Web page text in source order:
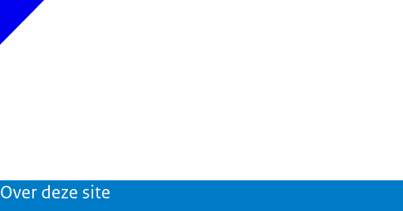
Over deze site